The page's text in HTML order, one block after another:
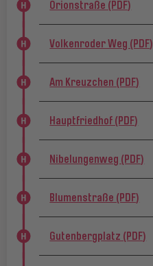
Orionstraße (PDF)
Volkenroder Weg (PDF)
Am Kreuzchen (PDF)
Hauptfriedhof (PDF)
Nibelungenweg (PDF)
Blumenstraße (PDF)
Gutenbergplatz (PDF)